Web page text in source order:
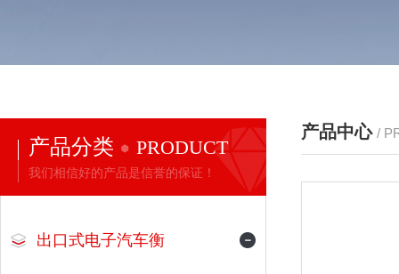
产品分类 PRODUCT
我们相信好的产品是信誉的保证！
出口式电子汽车衡
产品中心 /